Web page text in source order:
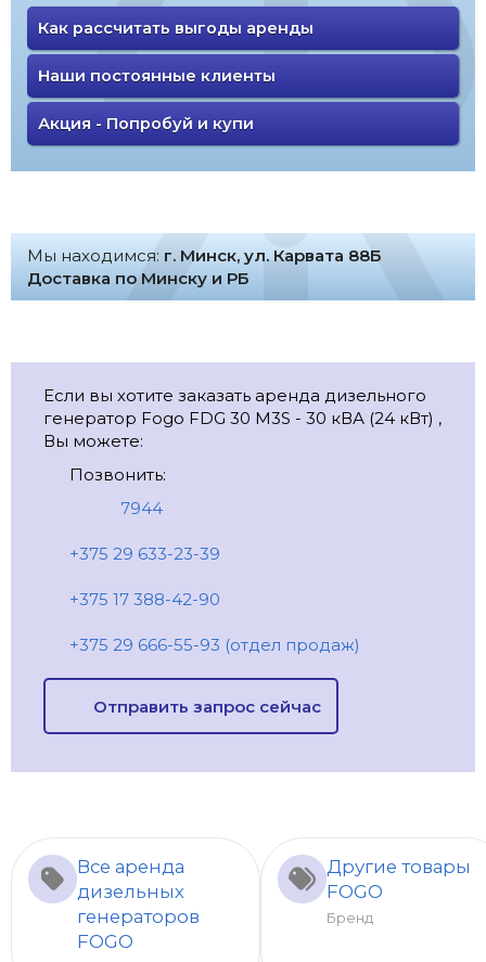
Как рассчитать выгоды аренды
Наши постоянные клиенты
Акция - Попробуй и купи
Мы находимся: г. Минск, ул. Карвата 88Б
Доставка по Минску и РБ
Если вы хотите заказать аренда дизельного
генератор Fogo FDG 30 M3S - 30 кВА (24 кВт) ,
Вы можете:
Позвонить:
7944
+375 29 633-23-39
+375 17 388-42-90
+375 29 666-55-93 (отдел продаж)
Отправить запрос сейчас
Все аренда
дизельных
генераторов
FOGO
Другие товары
FOGO
Бренд